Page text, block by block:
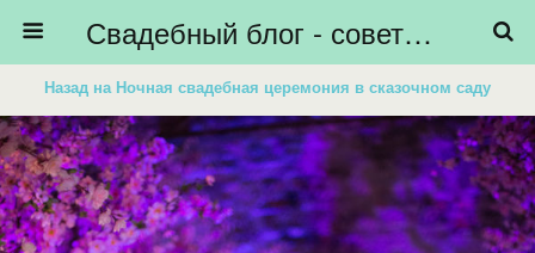
Свадебный блог - советы невестам, подготовка к свадьбе - HiBride
Назад на Ночная свадебная церемония в сказочном саду